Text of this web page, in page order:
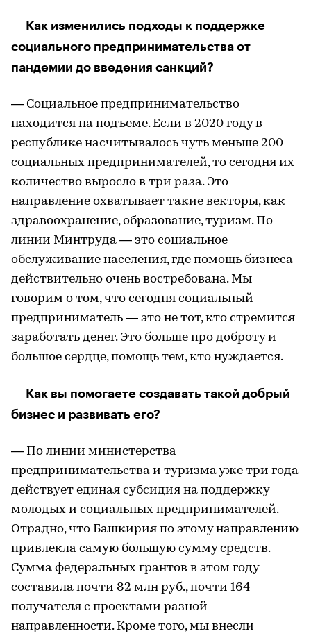
— Как изменились подходы к поддержке
социального предпринимательства от
пандемии до введения санкций?
— Социальное предпринимательство
находится на подъеме. Если в 2020 году в
республике насчитывалось чуть меньше 200
социальных предпринимателей, то сегодня их
количество выросло в три раза. Это
направление охватывает такие векторы, как
здравоохранение, образование, туризм. По
линии Минтруда — это социальное
обслуживание населения, где помощь бизнеса
действительно очень востребована. Мы
говорим о том, что сегодня социальный
предприниматель — это не тот, кто стремится
заработать денег. Это больше про доброту и
большое сердце, помощь тем, кто нуждается.
— Как вы помогаете создавать такой добрый
бизнес и развивать его?
— По линии министерства
предпринимательства и туризма уже три года
действует единая субсидия на поддержку
молодых и социальных предпринимателей.
Отрадно, что Башкирия по этому направлению
привлекла самую большую сумму средств.
Сумма федеральных грантов в этом году
составила почти 82 млн руб., почти 164
получателя с проектами разной
направленности. Кроме того, мы внесли